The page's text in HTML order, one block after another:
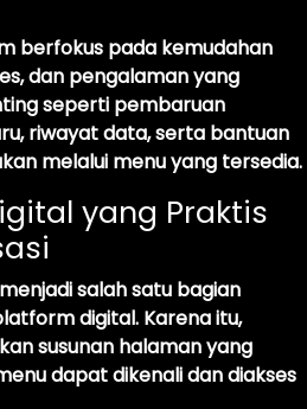
berfokus pada kemudahan
dan pengalaman yang
seperti pembaruan
riwayat data, serta bantuan
melalui menu yang tersedia.
yang Praktis
salah satu bagian
digital. Karena itu,
susunan halaman yang
dapat dikenali dan diakses